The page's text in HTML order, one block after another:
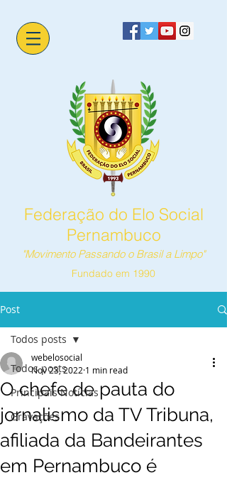
Federação do Elo Social
Pernambuco
"Movimento Passando o Brasil a Limpo"
Fundado em 1990
Post
Todos posts
Principais Notícias
Gravações
Todos posts
O chefe de pauta do
jornalismo da TV Tribuna,
afiliada da Bandeirantes
em Pernambuco é
webelosocial
Nov 23, 2022 1 min read